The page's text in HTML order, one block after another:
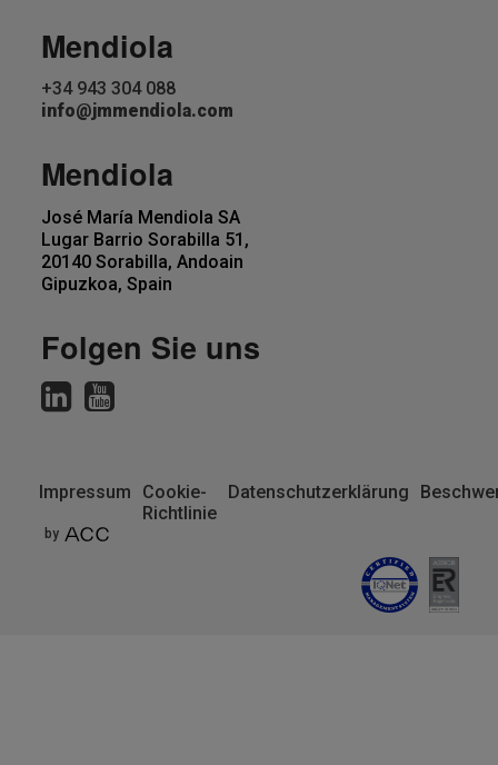
Mendiola
+34 943 304 088
info@jmmendiola.com
Mendiola
José María Mendiola SA
Lugar Barrio Sorabilla 51,
20140 Sorabilla, Andoain
Gipuzkoa, Spain
Folgen Sie uns
Pie
de
Impressum
Cookie-
Richtlinie
Datenschutzerklärung
by